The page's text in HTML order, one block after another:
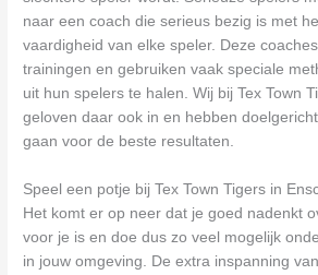
naar een coach die serieus bezig is met
vaardigheid van elke speler. Deze
trainingen en gebruiken vaak speciale
uit hun spelers te halen. Wij bij Tex Town
geloven daar ook in en hebben
gaan voor de beste resultaten.
Speel een potje bij Tex Town Tigers in
Het komt er op neer dat je goed nadenkt
voor je is en doe dus zo veel mogelijk
in jouw omgeving. De extra inspanning